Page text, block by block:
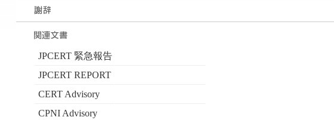
JPCERT 緊急報告
JPCERT REPORT
CERT Advisory
CPNI Advisory